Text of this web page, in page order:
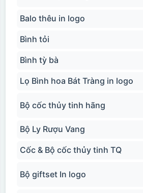
Balo thêu in logo
Bình tỏi
Bình tỳ bà
Lọ Bình hoa Bát Tràng in logo
Bộ cốc thủy tinh hãng
Bộ Ly Rượu Vang
Cốc & Bộ cốc thủy tinh TQ
Bộ giftset In logo